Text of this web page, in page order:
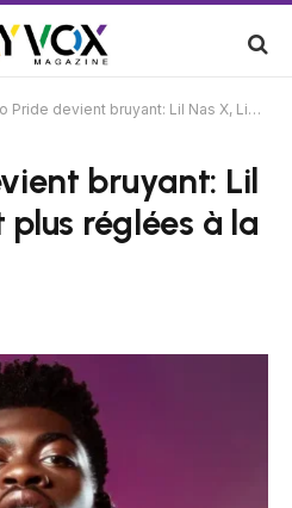
devient bruyant: Lil Nas X, Lizzo et plus réglées à la tête!
bruyant: Lil
plus réglées à la